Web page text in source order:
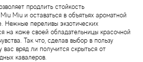
продлить стойкость
Miu и оставаться в объятьях ароматной
Нежные переливы экзотических
на коже своей обладательницы красочной
Так что, сделав выбор в пользу
вас вряд ли получится скрыться от
кавалеров.